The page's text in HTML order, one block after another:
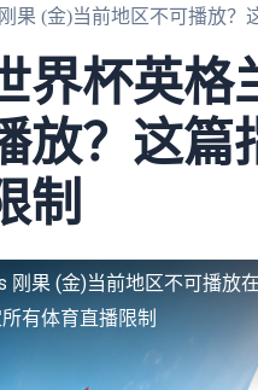
果 (金)当前地区不可播放？
界杯英格
放？这篇
制
刚果 (金)当前地区不可播放
有体育直播限制